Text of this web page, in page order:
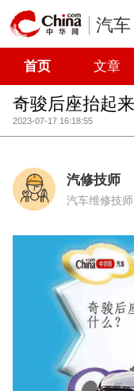
汽车
首页 文章
奇骏后座抬起
2023-07-17 16:18:55
汽修技师
汽车维修技师